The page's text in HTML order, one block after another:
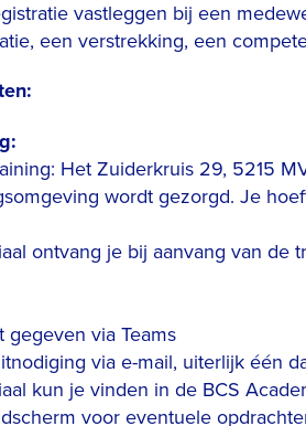
vastleggen bij een
een verstrekking, een
Het Zuiderkruis 29, 5215
wordt gezorgd. Je
ontvang je bij aanvang van de
gegeven via Teams
via e-mail, uiterlijk één
kun je vinden in de BCS
voor eventuele